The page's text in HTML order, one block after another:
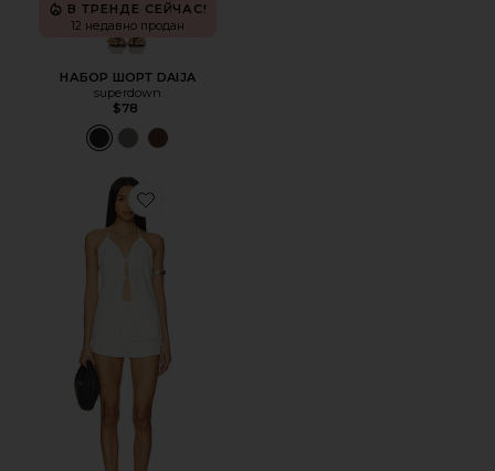
В ТРЕНДЕ СЕЙЧАС!
12 недавно продан
НАБОР ШОРТ DAIJA
superdown
$78
Favorite НАБОР ШОРТ NAOMI